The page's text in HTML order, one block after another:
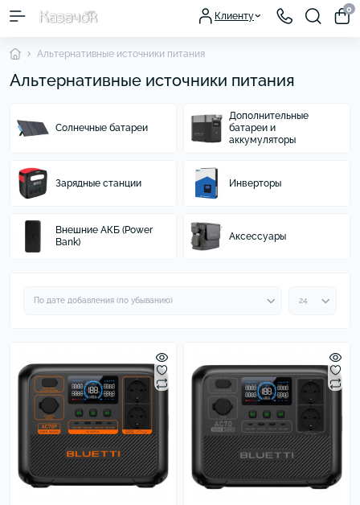
Клиенту
0
Альтернативные источники питания
Альтернативные источники питания
Солнечные батареи
Дополнительные
батареи и
аккумуляторы
Зарядные станции Инверторы
Внешние АКБ (Power
Bank)
Аксессуары